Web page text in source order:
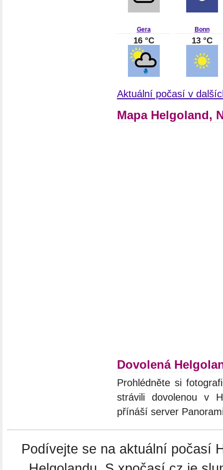
Gera
16 °C
Bonn
13 °C
Aktuální počasí v
Mapa Helgoland,
Dovolená
Prohlédněte si
strávili dovolenou v
přínáší server
Podívejte se na aktuální počasí